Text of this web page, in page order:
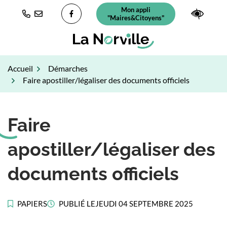
Gestion des traceurs
Lien vers le compte Facebook
Mon appli
"Maires&Citoyens"(ouverture dans un nouvel
Accueil
Démarches
Faire apostiller/légaliser des documents officiels
Faire
apostiller/légaliser des
documents officiels
PAPIERS PUBLIÉ LEJEUDI 04 SEPTEMBRE 2025